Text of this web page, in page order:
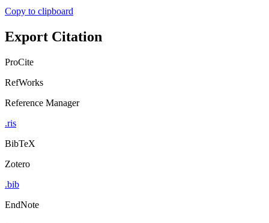
Zitatvorschau in
Copy to clipboard
Export Citation
ProCite
RefWorks
Reference Manager
.ris
BibTeX
Zotero
.bib